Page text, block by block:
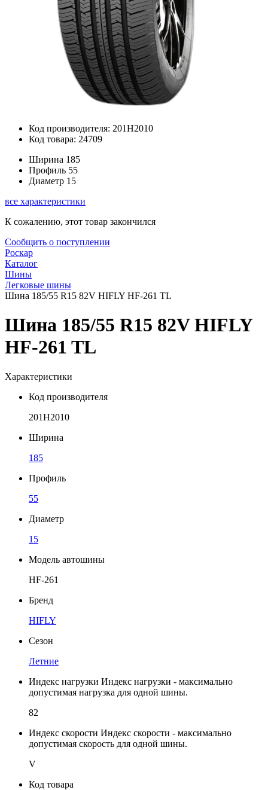
Код производителя: 201H2010
Код товара: 24709
Ширина 185
Профиль 55
Диаметр 15
все характеристики
К сожалению, этот товар закончился
Сообщить о поступлении
Роскар
Каталог
Шины
Легковые шины
Шина 185/55 R15 82V HIFLY HF-261 TL
Шина 185/55 R15 82V HIFLY
HF-261 TL
Характеристики
Код производителя
201H2010
Ширина
185
Профиль
55
Диаметр
15
Модель автошины
HF-261
Бренд
HIFLY
Сезон
Летние
Индекс нагрузки Индекс нагрузки - максимально
допустимая нагрузка для одной шины.
82
Индекс скорости Индекс скорости - максимально
допустимая скорость для одной шины.
V
Код товара